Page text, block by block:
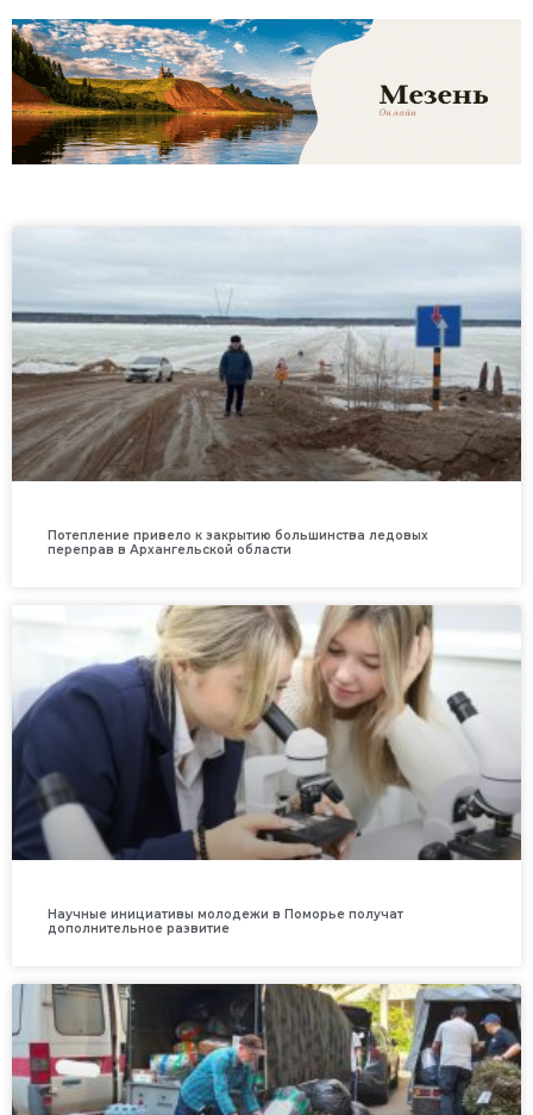
Потепление привело к закрытию большинства ледовых
переправ в Архангельской области
Научные инициативы молодежи в Поморье получат
дополнительное развитие